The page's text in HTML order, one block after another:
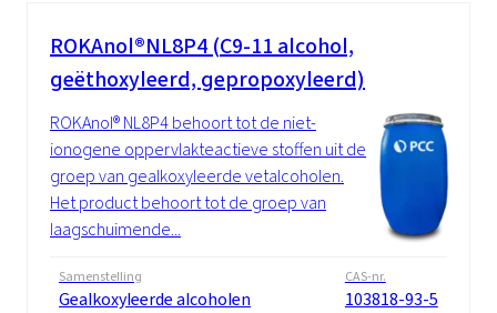
ROKAnol®NL8P4 (C9-11 alcohol,
geëthoxyleerd, gepropoxyleerd)
ROKAnol® NL8P4 behoort tot de niet-
ionogene oppervlakteactieve stoffen uit de
groep van gealkoxyleerde vetalcoholen.
Het product behoort tot de groep van
laagschuimende...
Samenstelling
Gealkoxyleerde alcoholen
CAS-nr.
103818-93-5